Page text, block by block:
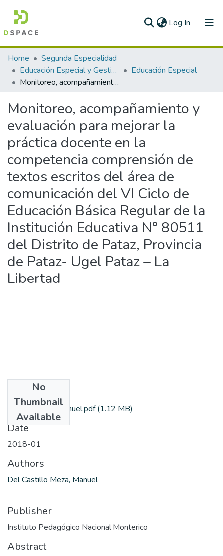
Log In (current)
Communities & Collections
All of DSpace
Home
Segunda Especialidad
Educación Especial y Gestión Escolar
Educación Especial
Monitoreo, acompañamiento y evaluación para mejorar la práctica docente en la competencia comprensión de textos escritos del área de comunicación del VI Ciclo de Educación Básica Regular de la Institución Educativa N° 80511 del Distrito de Pataz, Provincia de Pataz- Ugel Pataz – La Libertad
Monitoreo, acompañamiento y
evaluación para mejorar la
práctica docente en la
competencia comprensión de
textos escritos del área de
comunicación del VI Ciclo de
Educación Básica Regular de la
Institución Educativa N° 80511
del Distrito de Pataz, Provincia
de Pataz- Ugel Pataz – La
Libertad
No
Thumbnail
Available
DelCastilloM_Manuel.pdf(1.12 MB)
Date
2018-01
Authors
Del Castillo Meza, Manuel
Publisher
Instituto Pedagógico Nacional Monterico
Abstract